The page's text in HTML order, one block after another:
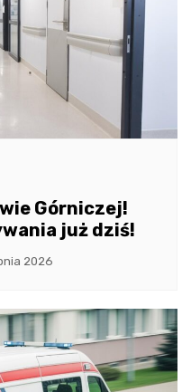
Górniczej!
już dziś!
2026